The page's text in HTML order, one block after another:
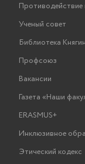
Противодействие
Ученый совет
Библиотека
Профсоюз
Вакансии
Газета «Наши
ERASMUS+
Инклюзивное
Этический кодекс